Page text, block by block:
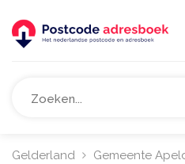
Gelderland Gemeente